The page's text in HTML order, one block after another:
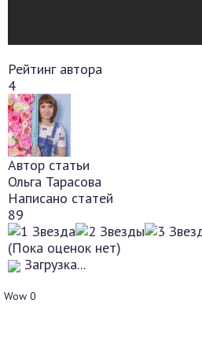
Рейтинг автора
4
Автор статьи
Ольга Тарасова
Написано статей
89
(Пока оценок нет)
Загрузка...
Wow 0